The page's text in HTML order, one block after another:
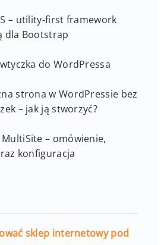
– utility-first framework
dla Bootstrap
do WordPressa
strona w WordPressie bez
– jak ją stworzyć?
– omówienie,
konfiguracja
sklep internetowy pod